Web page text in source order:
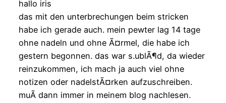
hallo iris
das mit den unterbrechungen beim stricken
habe ich gerade auch. mein pewter lag 14 tage
ohne nadeln und ohne Ã¤rmel, die habe ich
gestern begonnen. das war s.ublÃ¶d, da wieder
reinzukommen, ich mach ja auch viel ohne
notizen oder nadelstÃ¤rken aufzuschreiben.
muÃ dann immer in meinem blog nachlesen.